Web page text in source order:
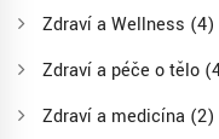
Zdraví a Wellness (4)
Zdraví a péče o tělo
Zdraví a medicína (2)